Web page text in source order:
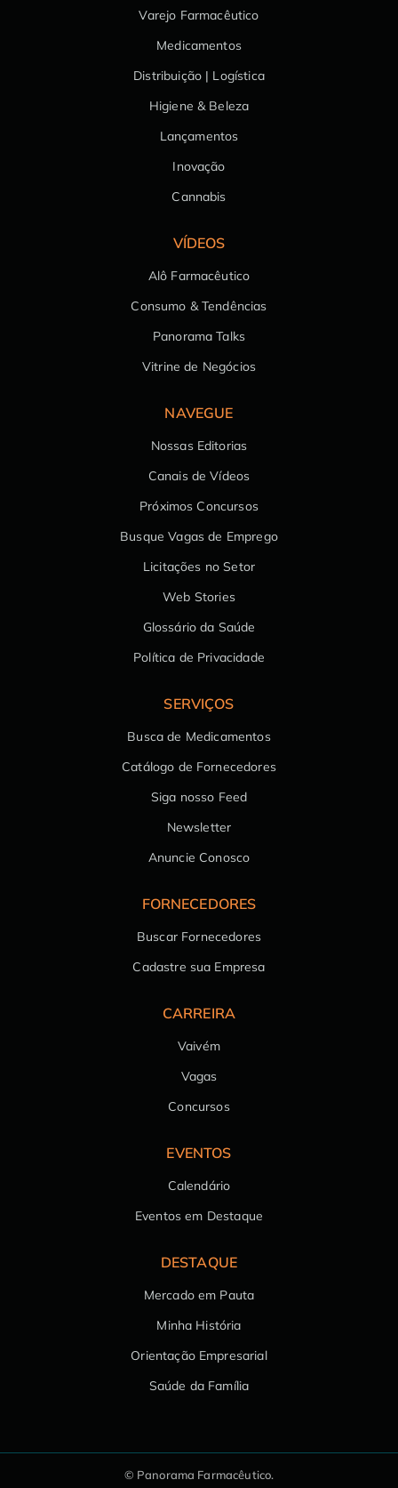
Varejo Farmacêutico
Medicamentos
Distribuição | Logística
Higiene & Beleza
Lançamentos
Inovação
Cannabis
VÍDEOS
Alô Farmacêutico
Consumo & Tendências
Panorama Talks
Vitrine de Negócios
NAVEGUE
Nossas Editorias
Canais de Vídeos
Próximos Concursos
Busque Vagas de Emprego
Licitações no Setor
Web Stories
Glossário da Saúde
Política de Privacidade
SERVIÇOS
Busca de Medicamentos
Catálogo de Fornecedores
Siga nosso Feed
Newsletter
Anuncie Conosco
FORNECEDORES
Buscar Fornecedores
Cadastre sua Empresa
CARREIRA
Vaivém
Vagas
Concursos
EVENTOS
Calendário
Eventos em Destaque
DESTAQUE
Mercado em Pauta
Minha História
Orientação Empresarial
Saúde da Família
© Panorama Farmacêutico.